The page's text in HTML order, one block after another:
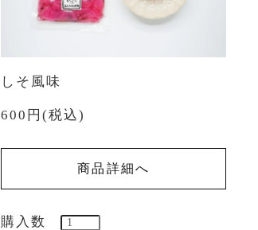
しそ風味
600円(税込)
商品詳細へ
購入数